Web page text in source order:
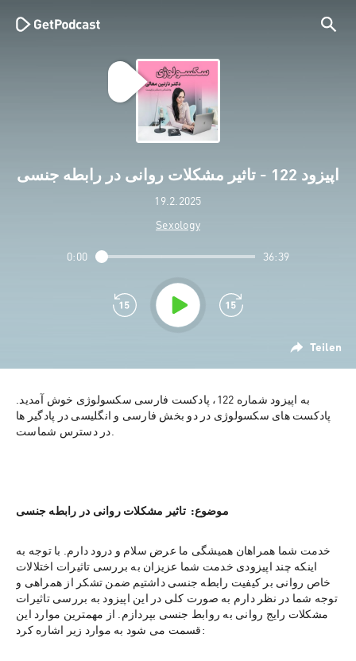
اپیزود 122 - تاثیر مشکلات روانی در رابطه جنسی
19.2.2025
Sexology
Teilen
0:00 36:39
به اپیزود شماره 122، پادکست فارسی سکسولوژی خوش آمدید.
پادکست های سکسولوژی در دو بخش فارسی و انگلیسی در پادگیر ها
در دسترس شماست.
موضوع:  تاثیر مشکلات روانی در رابطه جنسی
خدمت شما همراهان همیشگی ما عرض سلام و درود دارم. با توجه به
اینکه چند اپیزودی خدمت شما عزیزان به بررسی تاثیرات اختلالات
خاص روانی بر کیفیت رابطه جنسی داشتیم ضمن تشکر از همراهی و
توجه شما در نظر دارم به صورت کلی در این اپیزود به بررسی تاثیرات
مشکلات رایج روانی به روابط جنسی بپردازم. از مهمترین موارد این
قسمت می شود به موارد زیر اشاره کرد: